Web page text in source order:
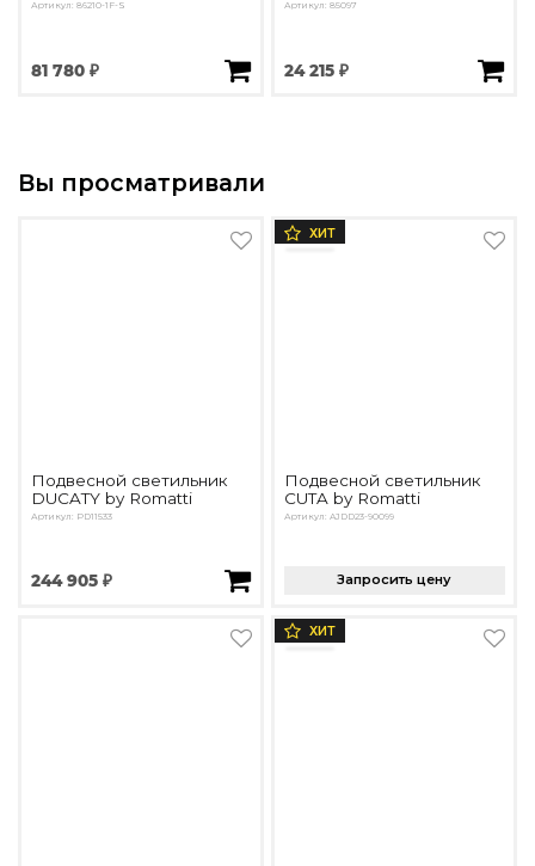
Артикул: 86210-1F-S
81 780 ₽
Артикул: 85097
24 215 ₽
Вы просматривали
Подвесной светильник
DUCATY by Romatti
Артикул: PD11533
244 905 ₽
ХИТ
Подвесной светильник
CUTA by Romatti
Артикул: AJDD23-90099
Запросить цену
ХИТ